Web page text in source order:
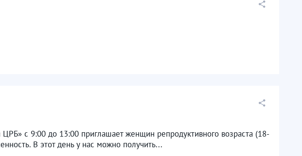
с 9:00 до 13:00 приглашает женщин репродуктивного возраста (18-
В этот день у нас можно получить...